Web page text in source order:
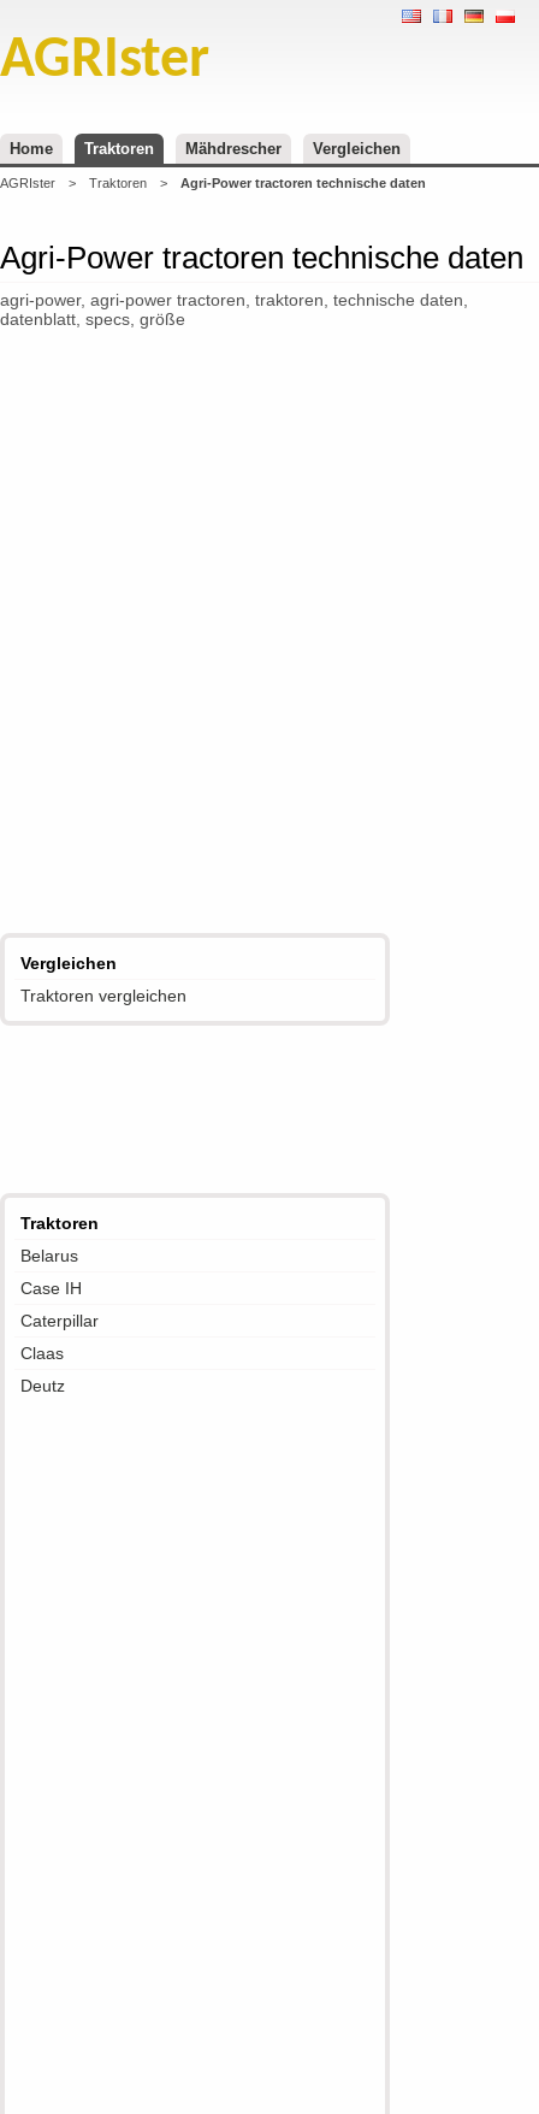
AGRIster
Home Traktoren Mähdrescher Vergleichen
AGRIster > Traktoren > Agri-Power tractoren technische daten
Agri-Power tractoren technische daten
agri-power, agri-power tractoren, traktoren, technische daten,
datenblatt, specs, größe
Vergleichen
Traktoren vergleichen
Traktoren
Belarus
Case IH
Caterpillar
Claas
Deutz